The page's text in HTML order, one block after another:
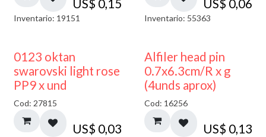
US$ 0,15
Inventario: 19151
US$ 0,06
Inventario: 55363
0123 oktan
swarovski light rose
PP9 x und
Cod: 27815
US$ 0,03
Alfiler head pin
0.7x6.3cm/R x g
(4unds aprox)
Cod: 16256
US$ 0,13